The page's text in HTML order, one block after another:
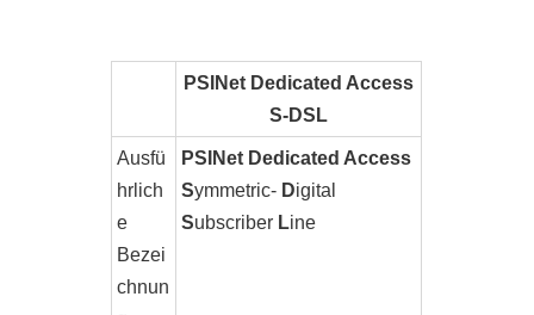
PSINet Dedicated Access
S-DSL
Ausfü
hrlich
e
Bezei
chnun
PSINet Dedicated Access
Symmetric- Digital
Subscriber Line